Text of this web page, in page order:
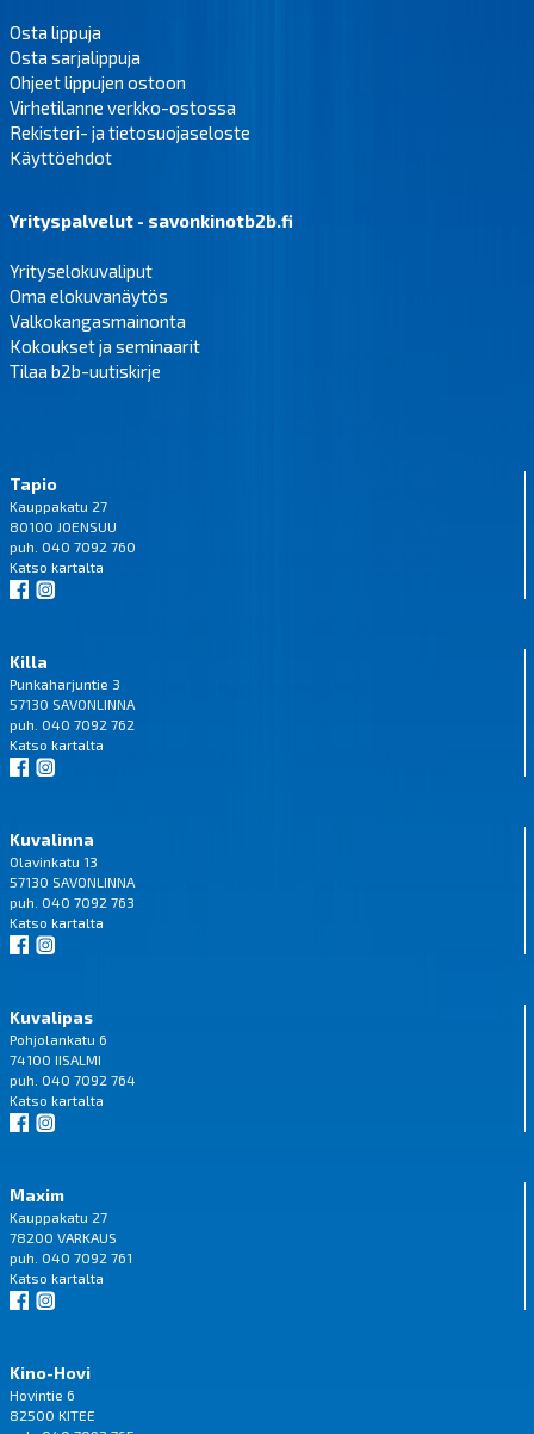
Osta lippuja
Osta sarjalippuja
Ohjeet lippujen ostoon
Virhetilanne verkko-ostossa
Rekisteri- ja tietosuojaseloste
Käyttöehdot
Yrityspalvelut - savonkinotb2b.fi
Yrityselokuvaliput
Oma elokuvanäytös
Valkokangasmainonta
Kokoukset ja seminaarit
Tilaa b2b-uutiskirje
Tapio
Kauppakatu 27
80100 JOENSUU
puh. 040 7092 760
Katso kartalta
Killa
Punkaharjuntie 3
57130 SAVONLINNA
puh. 040 7092 762
Katso kartalta
Kuvalinna
Olavinkatu 13
57130 SAVONLINNA
puh. 040 7092 763
Katso kartalta
Kuvalipas
Pohjolankatu 6
74100 IISALMI
puh. 040 7092 764
Katso kartalta
Maxim
Kauppakatu 27
78200 VARKAUS
puh. 040 7092 761
Katso kartalta
Kino-Hovi
Hovintie 6
82500 KITEE